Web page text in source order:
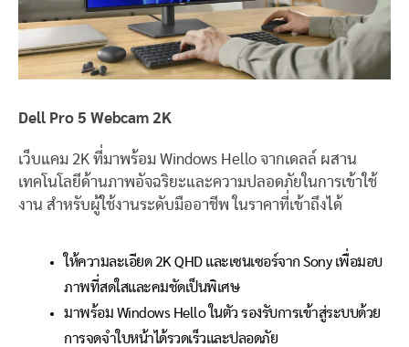
Dell Pro 5 Webcam 2K
เว็บแคม 2K ที่มาพร้อม Windows Hello จากเดลล์ ผสาน
เทคโนโลยีด้านภาพอัจฉริยะและความปลอดภัยในการเข้าใช้
งาน สำหรับผู้ใช้งานระดับมืออาชีพ ในราคาที่เข้าถึงได้
ให้ความละเอียด 2K QHD และเซนเซอร์จาก Sony เพื่อมอบ
ภาพที่สดใสและคมชัดเป็นพิเศษ
มาพร้อม Windows Hello ในตัว รองรับการเข้าสู่ระบบด้วย
การจดจำใบหน้าได้รวดเร็วและปลอดภัย